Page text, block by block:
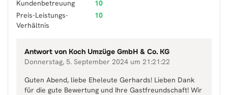
Kundenbetreuung
10
Preis-Leistungs-
Verhältnis
10
Antwort von Koch Umzüge GmbH & Co. KG
Donnerstag, 5. September 2024 um 21:21:22
Guten Abend, liebe Eheleute Gerhards! Lieben Dank
für die gute Bewertung und Ihre Gastfreundschaft! Wir